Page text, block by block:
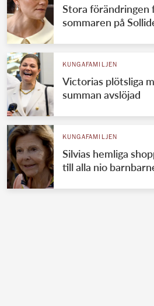
Stora
sommaren på
KUNGAFAMILJEN
Victorias plötsliga
summan avslöjad
KUNGAFAMILJEN
Silvias hemliga
till alla nio